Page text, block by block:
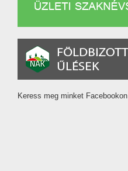
Keress meg minket Facebookon